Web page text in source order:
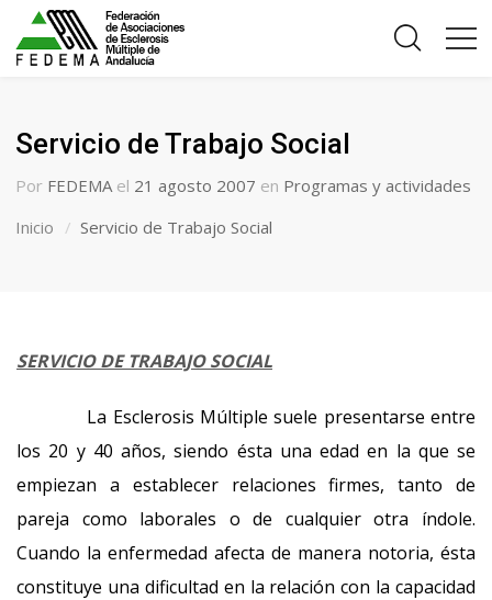
Servicio de Trabajo Social
Por FEDEMA el 21 agosto 2007 en Programas y actividades
Inicio
Servicio de Trabajo Social
SERVICIO DE TRABAJO SOCIAL
La Esclerosis Múltiple suele presentarse entre
los 20 y 40 años, siendo ésta una edad en la que se
empiezan a establecer relaciones firmes, tanto de
pareja como laborales o de cualquier otra índole.
Cuando la enfermedad afecta de manera notoria, ésta
constituye una dificultad en la relación con la capacidad